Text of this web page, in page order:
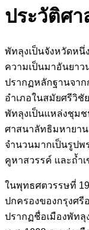
ประวัติศา
พัทลุงเป็นจังหวัดหนึ่
ความเป็นมาอันยาว
ปรากฏหลักฐานจา
อำเภอในสมัยศรีวิชั
พัทลุงเป็นแหล่งชุม
ศาสนาลัทธิมหายา
จำนวนมากเป็นรูปพ
คูหาสวรรค์ และถ้ำ
ในพุทธศตวรรษที่
ปกครองของกรุงศรี
ปรากฏชื่อเมืองพัทลุ